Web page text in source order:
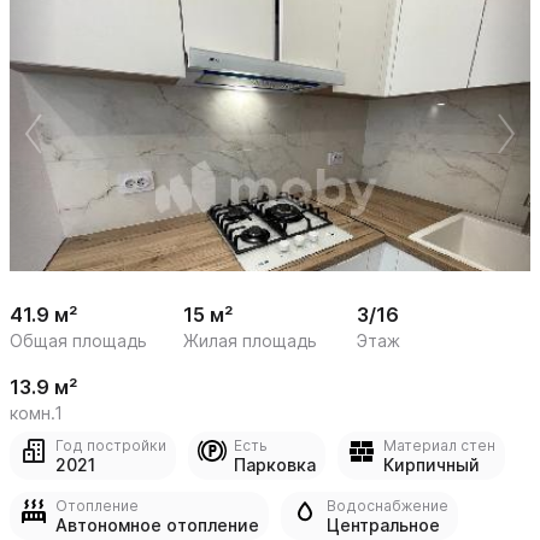
1
/
14
41.9 м²
Общая площадь
15 м²
Жилая площадь
3/16
Этаж
13.9 м²
комн.1
Год постройки
2021
Есть
Парковка
Материал стен
Кирпичный
Отопление
Автономное отопление
Водоснабжение
Центральное